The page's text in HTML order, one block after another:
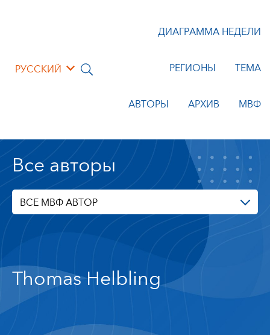
РУССКИЙ
ДИАГРАММА НЕДЕЛИ
РЕГИОНЫ ТЕМА
АВТОРЫ АРХИВ МВФ
Все авторы
ВСЕ МВФ АВТОР
Thomas Helbling